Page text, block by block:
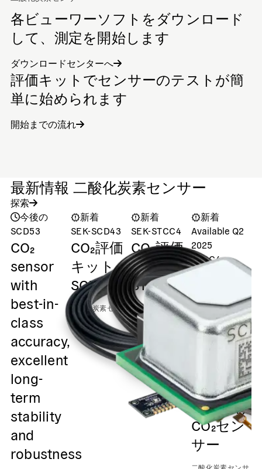
各ビューワーソフトをダウンロード
して、測定を開始します
ダウンロードセンターへ
評価キットでセンサーのテストが簡
単に始められます
開始までの流れ
最新情報 二酸化炭素センサー
探索
今後の
SCD53
CO₂
sensor
with
best-in-
class
accuracy,
excellent
long-
term
stability
and
robustness
新着
SEK-SCD43
CO₂評価
キット
SCD43
二酸化炭素センサ
ー
新着
SEK-STCC4
CO₂評価
キット
STCC4
二酸化炭素センサ
ー
新着
Available Q2
2025
STCC4
比類のな
いフォー
ムファク
タを備え
た室内空
気質アプ
リケーシ
ョン向け
CO₂セン
サー
二酸化炭素センサ